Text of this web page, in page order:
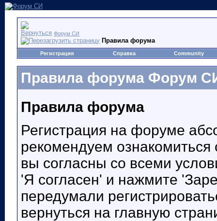
Форум СИ
Правила форума
Регистрация Справка Community
Правила форума Форум
Правила форума
Регистрация на форуме
рекомендуем ознакомиться
вы согласны со всеми
'Я согласен' и нажмите
передумали
вернуться на главную